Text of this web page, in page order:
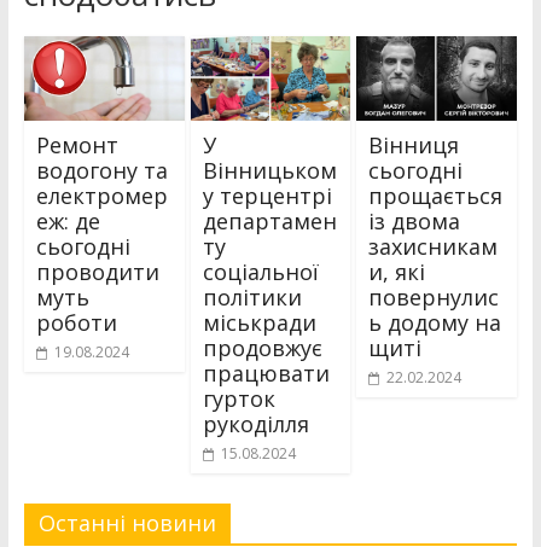
Ремонт
водогону та
електромер
еж: де
сьогодні
проводити
муть
роботи
19.08.2024
У
Вінницьком
у терцентрі
департамен
ту
соціальної
політики
міськради
продовжує
працювати
гурток
рукоділля
15.08.2024
Вінниця
сьогодні
прощається
із двома
захисникам
и, які
повернулис
ь додому на
щиті
22.02.2024
Останні новини